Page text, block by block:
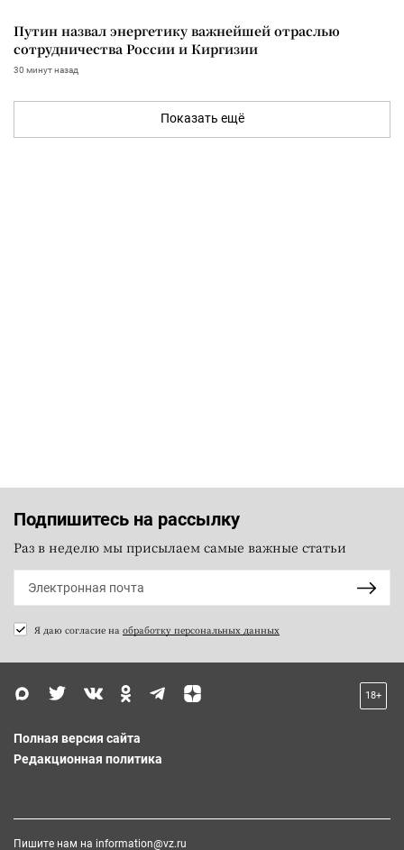
Путин назвал энергетику важнейшей отраслью
сотрудничества России и Киргизии
30 минут назад
Показать ещё
Подпишитесь на рассылку
Раз в неделю мы присылаем самые важные статьи
Я даю согласие на обработку персональных данных
18+
Полная версия сайта
Редакционная политика
Пишите нам на information@vz.ru